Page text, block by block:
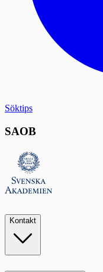
Söktips
SAOB
Kontakt